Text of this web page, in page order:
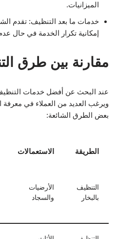
الميزانيات.
خدمات ما بعد التنظيف: تقدم
إمكانية تكرار الخدمة في حال
مقارنة بين طرق
عند البحث عن أفضل خدمات
ويرغب العديد من العملاء في معرفة
بعض الطرق الشائعة:
الطريقة الاستعمالات
التنظيف
بالبخار
الأرضيات
والسجاد